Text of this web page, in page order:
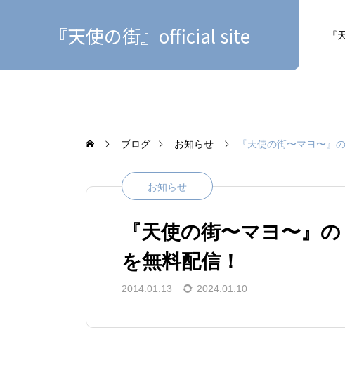
『天使の街』official site 『
ブログ お知らせ 『天使の街〜マヨ〜』
お知らせ
『天使の街〜マヨ〜』
を無料配信！
2014.01.13 2024.01.10